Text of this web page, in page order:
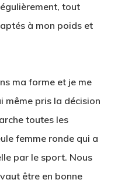
tout
à mon poids et
ma forme et je me
même pris la décision
toutes les
femme ronde qui a
par le sport. Nous
être en bonne